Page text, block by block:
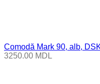
Comodă Mark 90, alb,
3250.00 MDL